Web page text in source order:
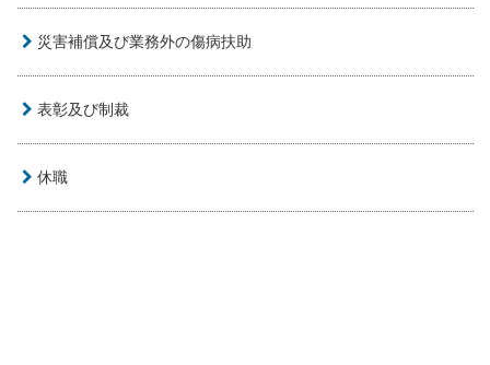
災害補償及び業務外の傷病扶助
表彰及び制裁
休職